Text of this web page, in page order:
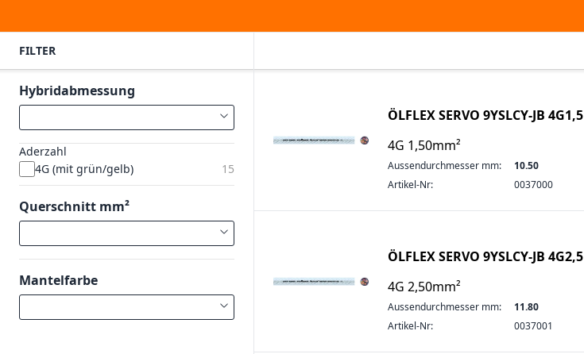
ÖLFLEX SERVO 9YSLCY-JB 4G1,5
4G 1,50mm²
Aussendurchmesser mm:
10.50
Artikel-Nr:
0037000
ÖLFLEX SERVO 9YSLCY-JB 4G2,5
4G 2,50mm²
Aussendurchmesser mm:
11.80
Artikel-Nr:
0037001
FILTER
Hybridabmessung
Aderzahl
4G (mit grün/gelb)
15
Querschnitt mm²
Mantelfarbe